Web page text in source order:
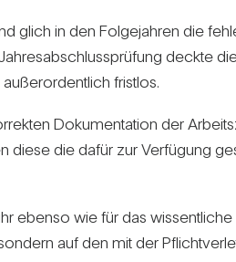
glich in den Fol­ge­jahren die
deckte
fristlos.
Doku­men­ta­tion der
die dafür zur Ver­fü­gung
ebenso wie für das
auf den mit der